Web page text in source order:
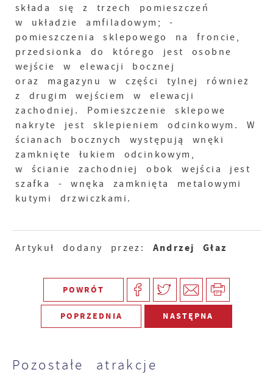
składa się z trzech pomieszczeń
w układzie amfiladowym; -
pomieszczenia sklepowego na froncie,
przedsionka do którego jest osobne
wejście w elewacji bocznej
oraz magazynu w części tylnej również
z drugim wejściem w elewacji
zachodniej. Pomieszczenie sklepowe
nakryte jest sklepieniem odcinkowym. W
ścianach bocznych występują wnęki
zamknięte łukiem odcinkowym,
w ścianie zachodniej obok wejścia jest
szafka - wnęka zamknięta metalowymi
kutymi drzwiczkami.
Artykuł dodany przez: Andrzej Głaz
POWRÓT
POPRZEDNIA NASTĘPNA
Pozostałe atrakcje